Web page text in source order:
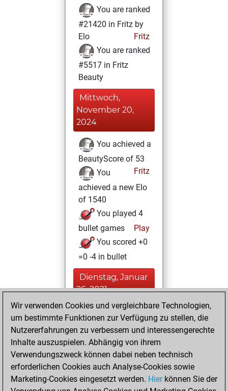
You are ranked
#21420 in Fritz by
Elo
Fritz
You are ranked
#5517 in Fritz
Beauty
Mittwoch,
November 20,
2024
You achieved a
BeautyScore of 53
Fritz
You
achieved a new Elo
of 1540
You played 4
bullet games
Play
You scored +0
=0 -4 in bullet
Dienstag, Januar
26, 2021
You created
your Fritz account
Fritz
Montag,
September 30,
2019
Wir verwenden Cookies und vergleichbare Technologien,
um bestimmte Funktionen zur Verfügung zu stellen, die
Nutzererfahrungen zu verbessern und interessengerechte
Inhalte auszuspielen. Abhängig von ihrem
Verwendungszweck können dabei neben technisch
erforderlichen Cookies auch Analyse-Cookies sowie
Marketing-Cookies eingesetzt werden. Hierkönnen Sie der